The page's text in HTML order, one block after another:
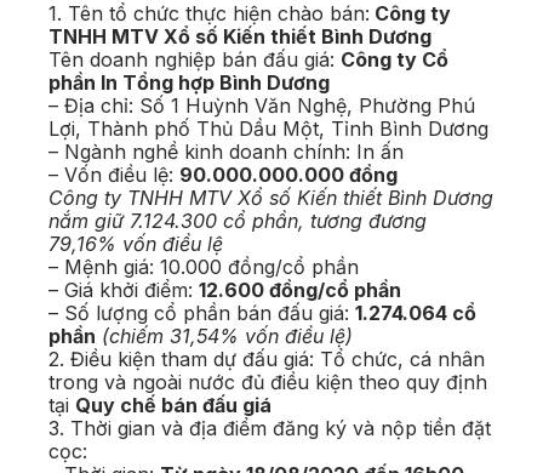
1. Tên tổ chức thực hiện chào bán: Công ty
TNHH MTV Xổ số Kiến thiết Bình Dương
Tên doanh nghiệp bán đấu giá: Công ty Cổ
phần In Tổng hợp Bình Dương
– Địa chỉ: Số 1 Huỳnh Văn Nghệ, Phường Phú
Lợi, Thành phố Thủ Dầu Một, Tỉnh Bình Dương
– Ngành nghề kinh doanh chính: In ấn
– Vốn điều lệ: 90.000.000.000 đồng
Công ty TNHH MTV Xổ số Kiến thiết Bình Dương
nắm giữ 7.124.300 cổ phần, tương đương
79,16% vốn điều lệ
– Mệnh giá: 10.000 đồng/cổ phần
– Giá khởi điểm: 12.600 đồng/cổ phần
– Số lượng cổ phần bán đấu giá: 1.274.064 cổ
phần (chiếm 31,54% vốn điều lệ)
2. Điều kiện tham dự đấu giá: Tổ chức, cá nhân
trong và ngoài nước đủ điều kiện theo quy định
tại Quy chế bán đấu giá
3. Thời gian và địa điểm đăng ký và nộp tiền đặt
cọc: